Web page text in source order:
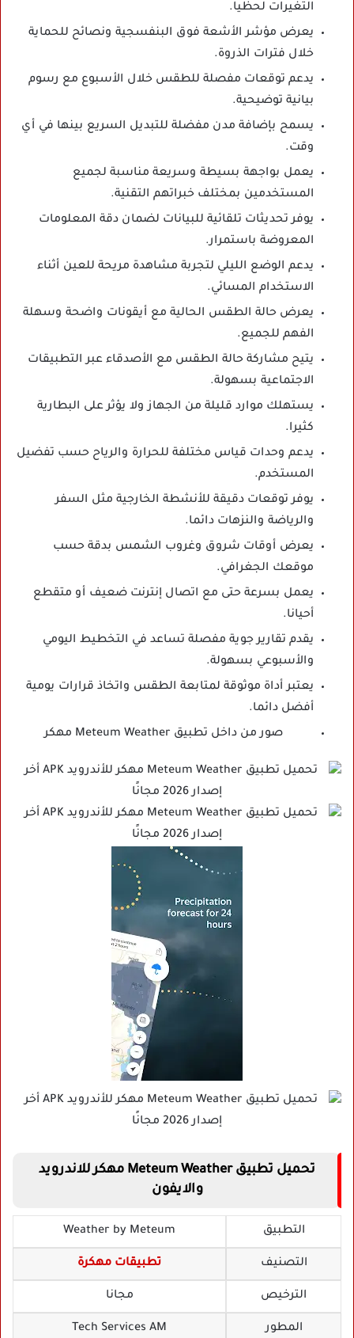
التغيرات لحظيا.
يعرض مؤشر الأشعة فوق البنفسجية ونصائح للحماية
خلال فترات الذروة.
يدعم توقعات مفصلة للطقس خلال الأسبوع مع رسوم
بيانية توضيحية.
يسمح بإضافة مدن مفضلة للتبديل السريع بينها في أي
وقت.
يعمل بواجهة بسيطة وسريعة مناسبة لجميع
المستخدمين بمختلف خبراتهم التقنية.
يوفر تحديثات تلقائية للبيانات لضمان دقة المعلومات
المعروضة باستمرار.
يدعم الوضع الليلي لتجربة مشاهدة مريحة للعين أثناء
الاستخدام المسائي.
يعرض حالة الطقس الحالية مع أيقونات واضحة وسهلة
الفهم للجميع.
يتيح مشاركة حالة الطقس مع الأصدقاء عبر التطبيقات
الاجتماعية بسهولة.
يستهلك موارد قليلة من الجهاز ولا يؤثر على البطارية
كثيرا.
يدعم وحدات قياس مختلفة للحرارة والرياح حسب تفضيل
المستخدم.
يوفر توقعات دقيقة للأنشطة الخارجية مثل السفر
والرياضة والنزهات دائما.
يعرض أوقات شروق وغروب الشمس بدقة حسب
موقعك الجغرافي.
يعمل بسرعة حتى مع اتصال إنترنت ضعيف أو متقطع
أحيانا.
يقدم تقارير جوية مفصلة تساعد في التخطيط اليومي
والأسبوعي بسهولة.
يعتبر أداة موثوقة لمتابعة الطقس واتخاذ قرارات يومية
أفضل دائما.
صور من داخل تطبيق Meteum Weather مهكر
تحميل تطبيق Meteum Weather مهكر للاندرويد
والايفون
التطبيق Weather by Meteum
التصنيف تطبيقات مهكرة
الترخيص مجانا
المطور Tech Services AM‏